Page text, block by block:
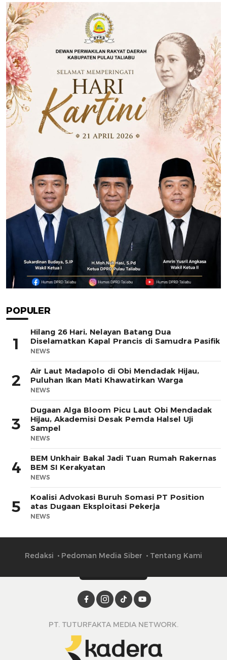
POPULER
1
Hilang 26 Hari, Nelayan Batang Dua
Diselamatkan Kapal Prancis di Samudra Pasifik
NEWS
2
Air Laut Madapolo di Obi Mendadak Hijau,
Puluhan Ikan Mati Khawatirkan Warga
NEWS
3
Dugaan Alga Bloom Picu Laut Obi Mendadak
Hijau, Akademisi Desak Pemda Halsel Uji
Sampel
NEWS
4
BEM Unkhair Bakal Jadi Tuan Rumah Rakernas
BEM SI Kerakyatan
NEWS
5
Koalisi Advokasi Buruh Somasi PT Position
atas Dugaan Eksploitasi Pekerja
NEWS
Redaksi Pedoman Media Siber Tentang Kami
PT. TUTURFAKTA MEDIA NETWORK.